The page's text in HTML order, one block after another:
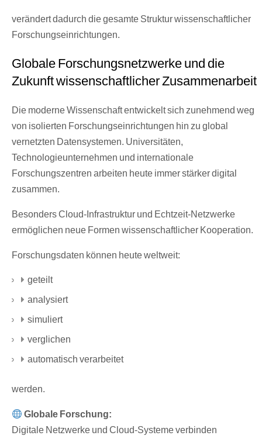
verändert dadurch die gesamte Struktur wissenschaftlicher
Forschungseinrichtungen.
Globale Forschungsnetzwerke und die
Zukunft wissenschaftlicher Zusammenarbeit
Die moderne Wissenschaft entwickelt sich zunehmend weg
von isolierten Forschungseinrichtungen hin zu global
vernetzten Datensystemen. Universitäten,
Technologieunternehmen und internationale
Forschungszentren arbeiten heute immer stärker digital
zusammen.
Besonders Cloud-Infrastruktur und Echtzeit-Netzwerke
ermöglichen neue Formen wissenschaftlicher Kooperation.
Forschungsdaten können heute weltweit:
geteilt
analysiert
simuliert
verglichen
automatisch verarbeitet
werden.
Globale Forschung:
Digitale Netzwerke und Cloud-Systeme verbinden